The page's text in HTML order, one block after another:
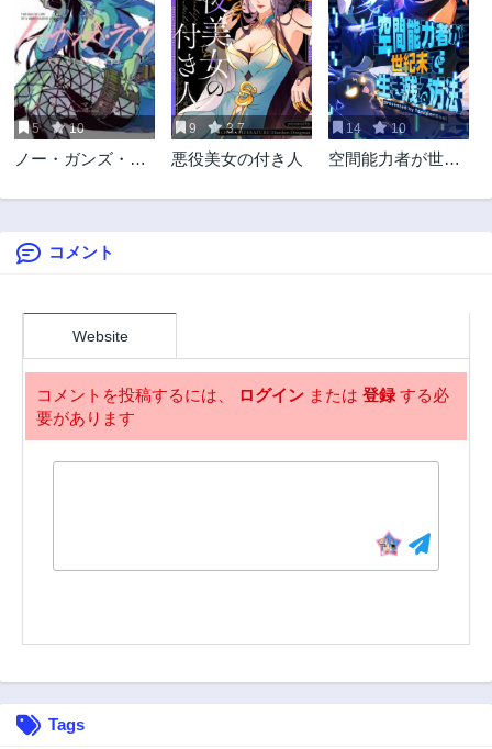
第3話
2年前
第2話
2年前
第1話
2年前
5 10
ノー・ガンズ・ラ
9 3.7
悪役美女の付き人
14 10
空間能力者が世紀
コメント
Website
コメントを投稿するには、 ログイン または 登録する必
要があります
Tags